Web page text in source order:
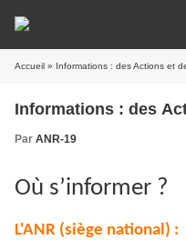
Accueil » Informations : des Actions et
Informations : des
Par ANR-19
Où s’informer ?
L'ANR (siège national) :